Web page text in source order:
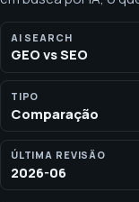
priorizar ambos de
ranquear, ser
essas páginas a
estratégia mais
AI SEARCH
GEO vs SEO
TIPO
Comparação
ÚLTIMA REVISÃO
2026-06